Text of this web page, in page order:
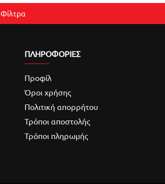
Φίλτρα
ΠΛΗΡΟΦΟΡΙΕΣ
Προφίλ
Όροι χρήσης
Πολιτική απορρήτου
Τρόποι αποστολής
Τρόποι πληρωμής